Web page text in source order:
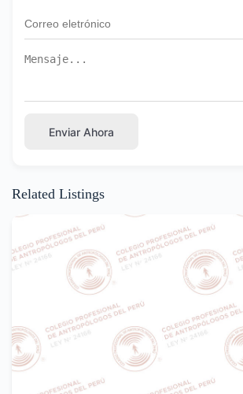
Enviar Ahora
Related Listings